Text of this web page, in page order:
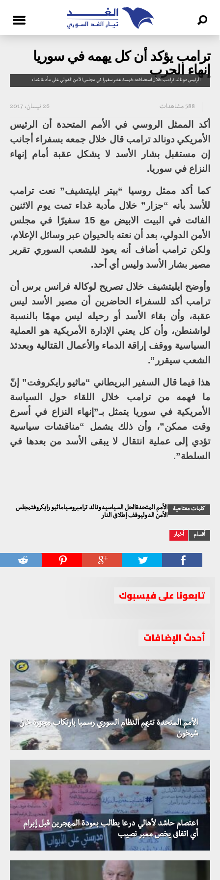
ترامب يؤكد أن كل يهمه في سوريا
إنهاء الحرب
الرئيس دونالد ترامب خلال استضافته خمسة عشر سفيرا في مجلس الأمن الدولي على مأدبة غداء
26 نيسان، 2017 588 مشاهدات
أكد الممثل الروسي في الأمم المتحدة أن الرئيس
الأمريكي دونالد ترامب قال خلال جمعه بسفراء أجانب
إن مستقبل بشار الأسد لا يشكل عقبة أمام إنهاء
النزاع في سوريا.
كما أكد ممثل روسيا “بيتر ايليتشيف” نعت ترامب
للأسد بأنه “جزار” خلال مأدبة غداء تمت يوم الاثنين
الفائت في البيت الابيض مع 15 سفيرًا في مجلس
الأمن الدولي، بعد أن نعته بالحيوان عبر وسائل الإعلام،
ولكن ترامب أضاف أنه يعود للشعب السوري تقرير
مصير بشار الأسد وليس أي أحد.
وأوضح ايليتشيف خلال تصريح لوكالة فرانس برس أن
ترامب أكد للسفراء الحاضرين أن مصير الأسد ليس
عقبة، وأن بقاء الأسد أو رحيله ليس مهمًا بالنسبة
لواشنطن، وأن كل يعني الإدارة الأمريكية هو العملية
السياسية ووقف إراقة الدماء والأعمال القتالية وبعدئذ
الشعب سيقرر”.
هذا فيما قال السفير البريطاني “ماثيو رايكروفت” إنّ
ما فهمه من ترامب خلال اللقاء حول السياسة
الأمريكية في سوريا يتمثل بـ”إنهاء النزاع في أسرع
وقت ممكن”، وأن ذلك يشمل “مناقشات سياسية
تؤدي إلى عملية انتقال لا يبقى الأسد من بعدها في
السلطة”.
كلمات مفتاحية
الأمم المتحدةالحل السياسيدونالد ترامبروسياماثيو رايكروفتمجلس
الأمن الدوليوقف إطلاق النار
أقسام أخبار
تابعونا على فيسبوك
أحدث الإضافات
الأمم المتحدة تتهم النظام السوري رسميا بارتكاب مجزرة خان
شيخون
اعتصام حاشد لأهالي درعا يطالب بعودة المهجرين قبل إبرام
أي اتفاق يخص معبر نصيب